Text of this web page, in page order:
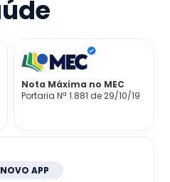
Nota Máxima no MEC
Portaria Nª 1.881 de 29/10/19
NOVO APP